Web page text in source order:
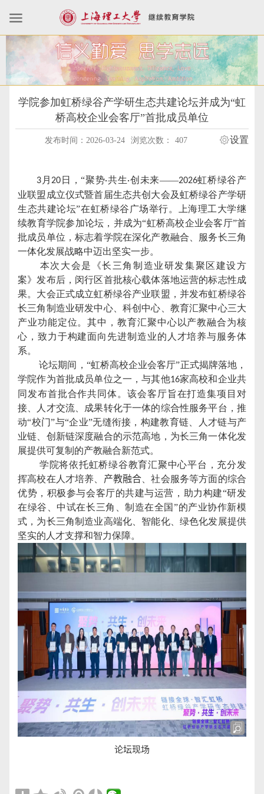
学院参加虹桥绿谷产学研生态共建论坛并成为“虹
桥高校企业会客厅”首批成员单位
发布时间：2026-03-24 浏览次数： 407 设置
3 月 20 日，“聚势·共生·创未来——2026虹桥绿谷产
业联盟成立仪式暨首届生态共创大会及虹桥绿谷产学研
生态共建论坛”在虹桥绿谷广场举行。上海理工大学继
续教育学院参加论坛，并成为“虹桥高校企业会客厅”首
批成员单位，标志着学院在深化产教融合、服务长三角
一体化发展战略中迈出坚实一步。
本次大会是《长三角制造业研发集聚区建设方
案》发布后，闵行区首批核心载体落地运营的标志性成
果。大会正式成立虹桥绿谷产业联盟，并发布虹桥绿谷
长三角制造业研发中心、科创中心、教育汇聚中心三大
产业功能定位。其中，教育汇聚中心以产教融合为核
心，致力于构建面向先进制造业的人才培养与服务体
系。
论坛期间，“虹桥高校企业会客厅”正式揭牌落地，
学院作为首批成员单位之一，与其他16家高校和企业共
同发布首批合作共同体。该会客厅旨在打造集项目对
接、人才交流、成果转化于一体的综合性服务平台，推
动“校门”与“企业”无缝衔接，构建教育链、人才链与产
业链、创新链深度融合的示范高地，为长三角一体化发
展提供可复制的产教融合新范式。
学院将依托虹桥绿谷教育汇聚中心平台，充分发
挥高校在人才培养、 产教融合 、社会服务等方面的综合
优势，积极参与会客厅的共建与运营，助力构建“研发
在绿谷、中试在长三角、制造在全国”的产业协作新模
式，为长三角制造业高端化、智能化、绿色化发展提供
坚实的人才支撑和智力保障。
论坛现场